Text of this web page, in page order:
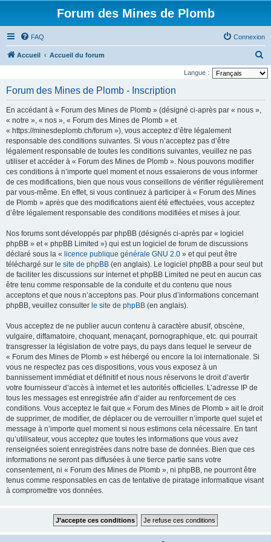
Forum des Mines de Plomb
FAQ Connexion
Accueil Accueil du forum
e
Langue :
Forum des Mines de Plomb - Inscription
En accédant à « Forum des Mines de Plomb » (désigné ci-après par « nous »,
« notre », « nos », « Forum des Mines de Plomb » et
« https://minesdeplomb.ch/forum »), vous acceptez d’être légalement
responsable des conditions suivantes. Si vous n’acceptez pas d’être
légalement responsable de toutes les conditions suivantes, veuillez ne pas
utiliser et accéder à « Forum des Mines de Plomb ». Nous pouvons modifier
ces conditions à n’importe quel moment et nous essaierons de vous informer
de ces modifications, bien que nous vous conseillons de vérifier régulièrement
par vous-même. En effet, si vous continuez à participer à « Forum des Mines
de Plomb » après que des modifications aient été effectuées, vous acceptez
d’être légalement responsable des conditions modifiées et mises à jour.
Nos forums sont développés par phpBB (désignés ci-après par « logiciel
phpBB » et « phpBB Limited ») qui est un logiciel de forum de discussions
déclaré sous la « licence publique générale GNU 2.0 » et qui peut être
téléchargé sur le site de phpBB (en anglais). Le logiciel phpBB a pour seul but
de faciliter les discussions sur internet et phpBB Limited ne peut en aucun cas
être tenu comme responsable de la conduite et du contenu que nous
acceptons et que nous n’acceptons pas. Pour plus d’informations concernant
phpBB, veuillez consulter le site de phpBB (en anglais).
Vous acceptez de ne publier aucun contenu à caractère abusif, obscène,
vulgaire, diffamatoire, choquant, menaçant, pornographique, etc. qui pourrait
transgresser la législation de votre pays, du pays dans lequel le serveur de
« Forum des Mines de Plomb » est hébergé ou encore la loi internationale. Si
vous ne respectez pas ces dispositions, vous vous exposez à un
bannissement immédiat et définitif et nous nous réservons le droit d’avertir
votre fournisseur d’accès à internet et les autorités officielles. L’adresse IP de
tous les messages est enregistrée afin d’aider au renforcement de ces
conditions. Vous acceptez le fait que « Forum des Mines de Plomb » ait le droit
de supprimer, de modifier, de déplacer ou de verrouiller n’importe quel sujet et
message à n’importe quel moment si nous estimons cela nécessaire. En tant
qu’utilisateur, vous acceptez que toutes les informations que vous avez
renseignées soient enregistrées dans notre base de données. Bien que ces
informations ne seront pas diffusées à une tierce partie sans votre
consentement, ni « Forum des Mines de Plomb », ni phpBB, ne pourront être
tenus comme responsables en cas de tentative de piratage informatique visant
à compromettre vos données.